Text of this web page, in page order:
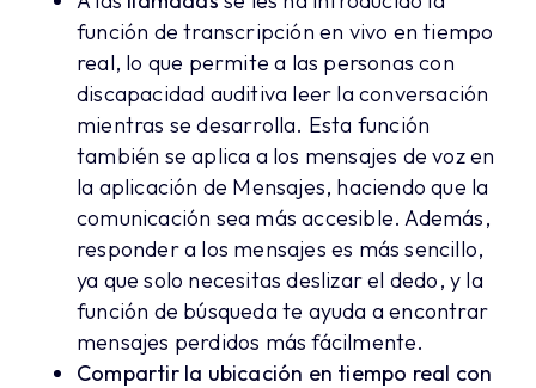
función de transcripción en vivo en tiempo
real, lo que permite a las personas con
discapacidad auditiva leer la conversación
mientras se desarrolla. Esta función
también se aplica a los mensajes de voz en
la aplicación de Mensajes, haciendo que la
comunicación sea más accesible. Además,
responder a los mensajes es más sencillo,
ya que solo necesitas deslizar el dedo, y la
función de búsqueda te ayuda a encontrar
mensajes perdidos más fácilmente.
Compartir la ubicación en tiempo real con